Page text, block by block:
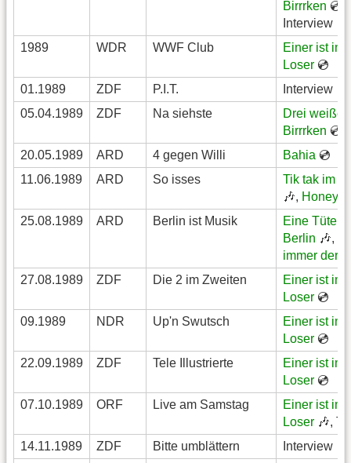
Birrrken 💿,
Interview
1989
WDR WWF Club
Einer ist
Loser 💿
01.1989
ZDF P.I.T.
Interview
05.04.1989
ZDF Na siehste
Drei weiße
Birrrken 💿
20.05.1989
ARD 4 gegen Willi Bahia 💿
11.06.1989
ARD So isses
Tik tak im
🎶, Honey
25.08.1989
ARD Berlin ist Musik
Eine Tüte
Berlin 🎶,
immer der
27.08.1989
ZDF Die 2 im Zweiten
Einer ist
Loser 💿
09.1989
NDR Up'n Swutsch
Einer ist
Loser 💿
22.09.1989
ZDF Tele Illustrierte
Einer ist
Loser 💿
07.10.1989
ORF Live am Samstag
Einer ist
Loser 🎶,
14.11.1989
ZDF Bitte umblättern
Interview